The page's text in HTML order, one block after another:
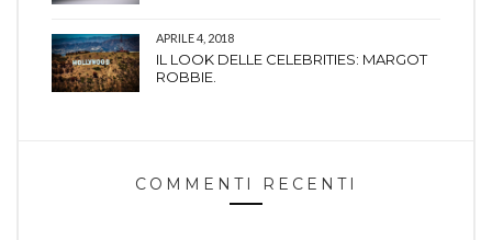
APRILE 4, 2018
IL LOOK DELLE CELEBRITIES: MARGOT
ROBBIE.
COMMENTI RECENTI